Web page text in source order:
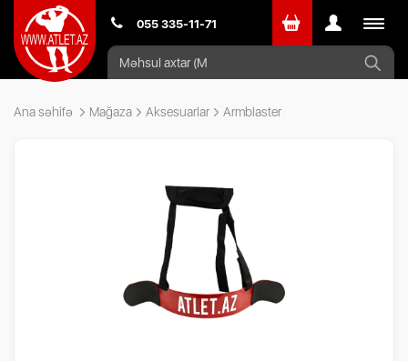
055 335-11-71
Toggle
Ana səhifə Mağaza Aksesuarlar Armblaster